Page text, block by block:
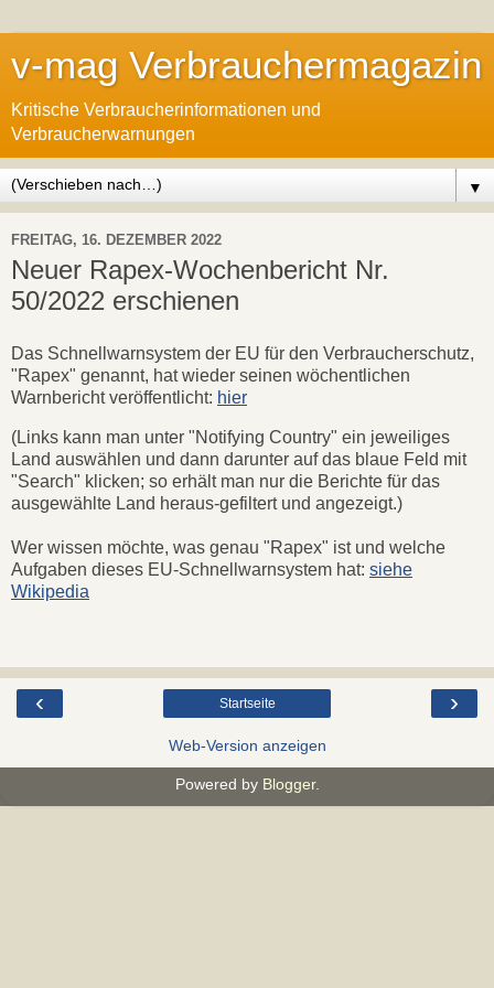
v-mag Verbrauchermagazin
Kritische Verbraucherinformationen und
Verbraucherwarnungen
▼
FREITAG, 16. DEZEMBER 2022
Neuer Rapex-Wochenbericht Nr.
50/2022 erschienen
Das Schnellwarnsystem der EU für den Verbraucherschutz,
"Rapex" genannt, hat wieder seinen wöchentlichen
Warnbericht veröffentlicht: hier
(Links kann man unter "Notifying Country" ein jeweiliges
Land auswählen und dann darunter auf das blaue Feld mit
"Search" klicken; so erhält man nur die Berichte für das
ausgewählte Land heraus-gefiltert und angezeigt.)
Wer wissen möchte, was genau "Rapex" ist und welche
Aufgaben dieses EU-Schnellwarnsystem hat: siehe
Wikipedia
‹ ›
Startseite
Web-Version anzeigen
Powered by Blogger.